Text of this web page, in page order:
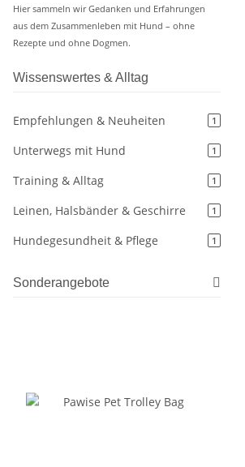
Hier sammeln wir Gedanken und Erfahrungen
aus dem Zusammenleben mit Hund – ohne
Rezepte und ohne Dogmen.
Wissenswertes & Alltag
Empfehlungen & Neuheiten 1
Unterwegs mit Hund 1
Training & Alltag 1
Leinen, Halsbänder & Geschirre 1
Hundegesundheit & Pflege 1
Sonderangebote